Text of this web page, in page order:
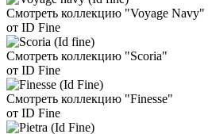
Смотреть коллекцию "Voyage Navy"
от ID Fine
Смотреть коллекцию "Scoria"
от ID Fine
Смотреть коллекцию "Finesse"
от ID Fine